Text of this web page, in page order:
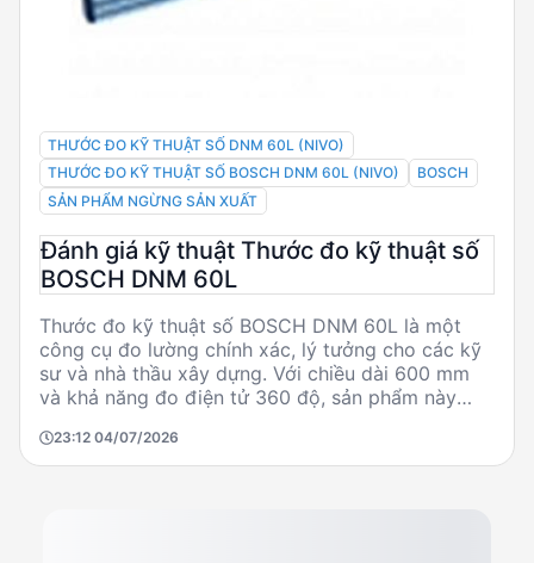
THƯỚC ĐO KỸ THUẬT SỐ DNM 60L (NIVO)
THƯỚC ĐO KỸ THUẬT SỐ BOSCH DNM 60L (NIVO)
BOSCH
SẢN PHẨM NGỪNG SẢN XUẤT
Đánh giá kỹ thuật Thước đo kỹ thuật số
BOSCH DNM 60L
Thước đo kỹ thuật số BOSCH DNM 60L là một
công cụ đo lường chính xác, lý tưởng cho các kỹ
sư và nhà thầu xây dựng. Với chiều dài 600 mm
và khả năng đo điện tử 360 độ, sản phẩm này
0,05 độ. Mặc dù đã ngừng sản xuất, DNM 60L
vẫn được đánh giá cao nhờ thời gian hoạt động
23:12 04/07/2026